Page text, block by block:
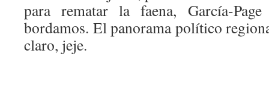
para rematar la faena, García-
bordamos. El panorama político
claro, jeje.